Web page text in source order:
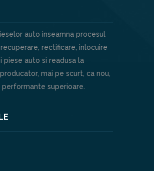
auto inseamna procesul
rectificare, inlocuire
piese auto si readusa la
mai pe scurt, ca nou,
performante superioare.